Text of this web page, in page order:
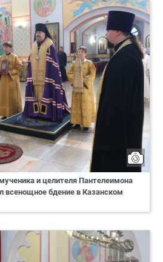
и целителя Пантелеимона
всенощное бдение в Казанском